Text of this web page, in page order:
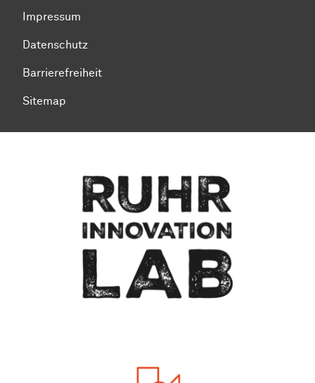
Impressum
Datenschutz
Barrierefreiheit
Sitemap